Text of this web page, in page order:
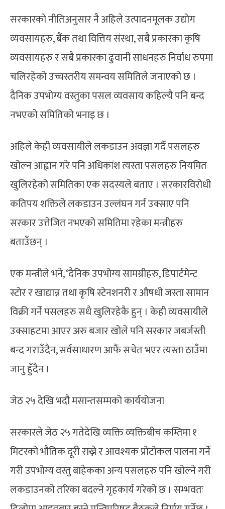
सरकारको नीतिअनुसार नै अहिले उत्पादनमूलक उद्योग
व्यवसायहरु, बैंक तथा वित्तिय संस्था, सबै प्रकारका कृषि
व्यवसायहरु र सबै प्रकारका ढुवानी साधनहरु निर्वाध रुपमा
चलिरहेको उच्चस्तरीय समन्वय समितिले जनाएको छ ।
दैनिक उपभोग्य वस्तुका पसल व्यवसाय कहिल्यै पनि बन्द
नभएको समितिको भनाइ छ ।
अहिले केही व्यवसायीले लकडाउन अवज्ञा गर्दै पसलहरु
खोल्न आह्वान गरे पनि अधिकांश त्यस्ता पसलहरु नियमित
खुलिरहेको समितिका एक सदस्यले बताए । सरकारविरोधी
कतिपय शक्तिले लकडाउन उल्लंघन गर्न उक्साए पनि
सरकार उत्तेजित नभएको समितिमा रहेका मन्त्रीहरु
बताउँछन् ।
एक मन्त्रीले भने, ‘दैनिक उपभोग्य सामग्रीहरु, डिपार्टमेन्ट
स्टोर र खाद्यान्न तथा कृषि स्टेनशनरी र औषधी जस्ता सामान
विक्री गर्ने पसलहरु सधै खुलिरहेकै हुन् । केही व्यवसायीले
उक्साहटमा आएर अरु बजार खोले पनि सरकार जबर्जस्ती
बन्द गराउँदैन, सर्वसाधारण आफैं सचेत भएर त्यस्ता ठाउँमा
जानु हुँदैन ।
जेठ २५ देखि भदौ मसान्तसम्मको कार्ययोजना
सरकारले जेठ २५ गतेदेखि व्यक्ति व्यक्तिबीच कम्तिमा १
मिटरको भौतिक दूरी राख्ने र आवश्यक प्रोटोकल पालना गर्ने
गरी उपभोग्य वस्तु बाहेकका अन्य पसलहरु पनि खोल्ने गरी
लकडाउनको तरिका बदल्ने गृहकार्य गरेको छ । सम्भवतः